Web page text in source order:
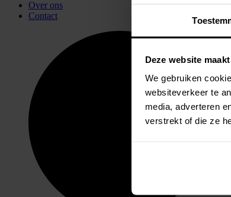
Deze website
We gebruiken
websiteverkeer te
media, adverteren
verstrekt of die ze
Over ons
Contact